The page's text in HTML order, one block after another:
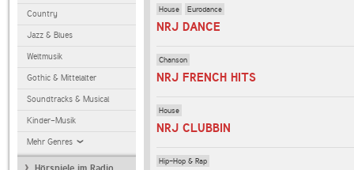
Country
Jazz & Blues
Weltmusik
Gothic & Mittelalter
Soundtracks & Musical
Kinder-Musik
Mehr Genres
House Eurodance
NRJ DANCE
Chanson
NRJ FRENCH HITS
House
NRJ CLUBBIN
Hip-Hop & Rap